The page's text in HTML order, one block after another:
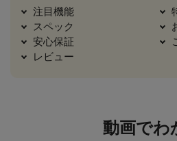
注目機能
スペック
安心保証
レビュー
動画でわ